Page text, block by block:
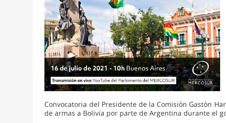
Convocatoria del Presidente de la Comisión Gastón
de armas a Bolivia por parte de Argentina durante el